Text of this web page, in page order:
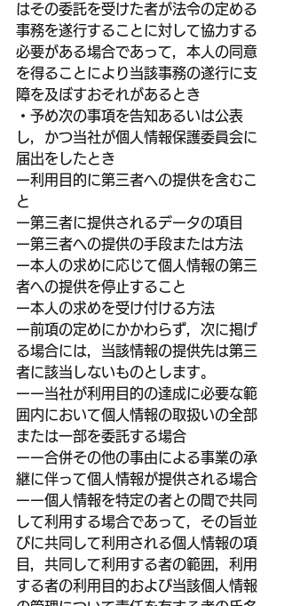
はその委託を受けた者が法令の定める
事務を遂行することに対して協力する
必要がある場合であって，本人の同意
を得ることにより当該事務の遂行に支
障を及ぼすおそれがあるとき
・予め次の事項を告知あるいは公表
し，かつ当社が個人情報保護委員会に
届出をしたとき
ー利用目的に第三者への提供を含むこ
と
ー第三者に提供されるデータの項目
ー第三者への提供の手段または方法
ー本人の求めに応じて個人情報の第三
者への提供を停止すること
ー本人の求めを受け付ける方法
ー前項の定めにかかわらず，次に掲げ
る場合には，当該情報の提供先は第三
者に該当しないものとします。
ーー当社が利用目的の達成に必要な範
囲内において個人情報の取扱いの全部
または一部を委託する場合
ーー合併その他の事由による事業の承
継に伴って個人情報が提供される場合
ーー個人情報を特定の者との間で共同
して利用する場合であって，その旨並
びに共同して利用される個人情報の項
目，共同して利用する者の範囲，利用
する者の利用目的および当該個人情報